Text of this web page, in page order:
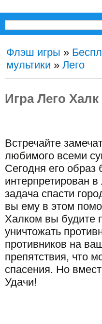
Флэш игры »
мультики » Лего
Игра Лего Халк
Встречайте
любимого всеми
Сегодня его образ
интерпретирован в
задача спасти
вы ему в этом
Халком вы будите
уничтожать
противников на
препятствия, что
спасения. Но
Удачи!